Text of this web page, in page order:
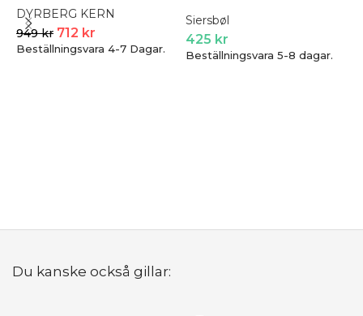
DYRBERG KERN
949kr 712 kr
Beställningsvara 4-7 Dagar.
Siersbøl
425 kr
Beställningsvara 5-8 dagar.
Du kanske också gillar: